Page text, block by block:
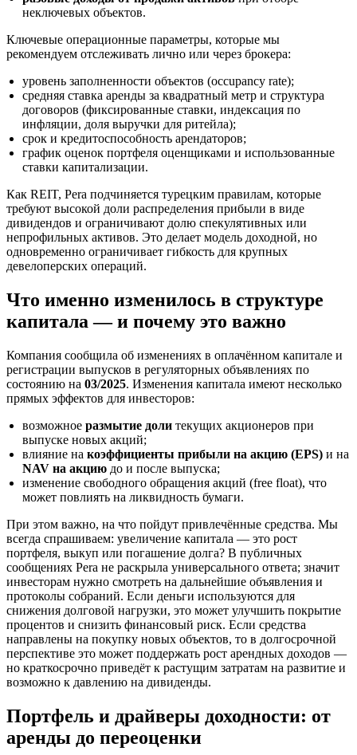
неключевых объектов.
Ключевые операционные параметры, которые мы
рекомендуем отслеживать лично или через брокера:
уровень заполненности объектов (occupancy rate);
средняя ставка аренды за квадратный метр и структура
договоров (фиксированные ставки, индексация по
инфляции, доля выручки для ритейла);
срок и кредитоспособность арендаторов;
график оценок портфеля оценщиками и использованные
ставки капитализации.
Как REIT, Pera подчиняется турецким правилам, которые
требуют высокой доли распределения прибыли в виде
дивидендов и ограничивают долю спекулятивных или
непрофильных активов. Это делает модель доходной, но
одновременно ограничивает гибкость для крупных
девелоперских операций.
Что именно изменилось в структуре
капитала — и почему это важно
Компания сообщила об изменениях в оплачённом капитале и
регистрации выпусков в регуляторных объявлениях по
состоянию на 03/2025. Изменения капитала имеют несколько
прямых эффектов для инвесторов:
возможное размытие доли текущих акционеров при
выпуске новых акций;
влияние на коэффициенты прибыли на акцию (EPS) и на
NAV на акцию до и после выпуска;
изменение свободного обращения акций (free float), что
может повлиять на ликвидность бумаги.
При этом важно, на что пойдут привлечённые средства. Мы
всегда спрашиваем: увеличение капитала — это рост
портфеля, выкуп или погашение долга? В публичных
сообщениях Pera не раскрыла универсального ответа; значит
инвесторам нужно смотреть на дальнейшие объявления и
протоколы собраний. Если деньги используются для
снижения долговой нагрузки, это может улучшить покрытие
процентов и снизить финансовый риск. Если средства
направлены на покупку новых объектов, то в долгосрочной
перспективе это может поддержать рост арендных доходов —
но краткосрочно приведёт к растущим затратам на развитие и
возможно к давлению на дивиденды.
Портфель и драйверы доходности: от
аренды до переоценки